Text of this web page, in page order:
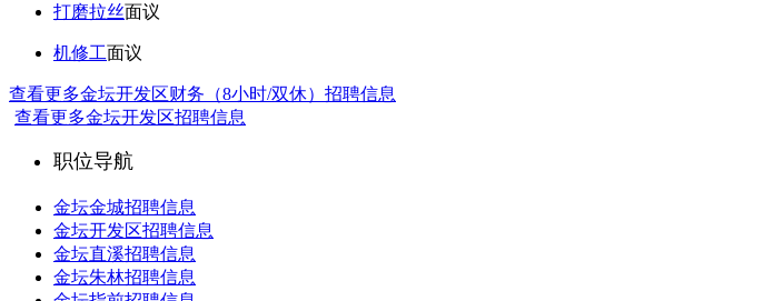
打磨拉丝面议
机修工面议
查看更多金坛开发区财务（8小时/双休）招聘信息
查看更多金坛开发区招聘信息
职位导航
金坛金城招聘信息
金坛开发区招聘信息
金坛直溪招聘信息
金坛朱林招聘信息